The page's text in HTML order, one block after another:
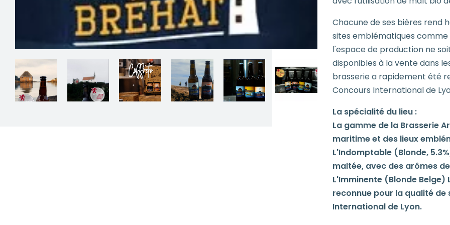
Chacune de ses bières rend
sites emblématiques comme
l'espace de production ne
disponibles à la vente dans
brasserie a rapidement été
Concours International de
La spécialité du lieu :
La gamme de la Brasserie
maritime et des lieux
L'Indomptable (Blonde,
maltée, avec des arômes
L'Imminente (Blonde Belge)
reconnue pour la qualité
International de Lyon.